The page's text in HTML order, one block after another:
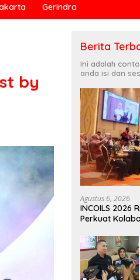
Gerindra
by
Berita
Ini adalah
anda isi dan
Agustus 6, 2026
INCOILS 2026
Perkuat